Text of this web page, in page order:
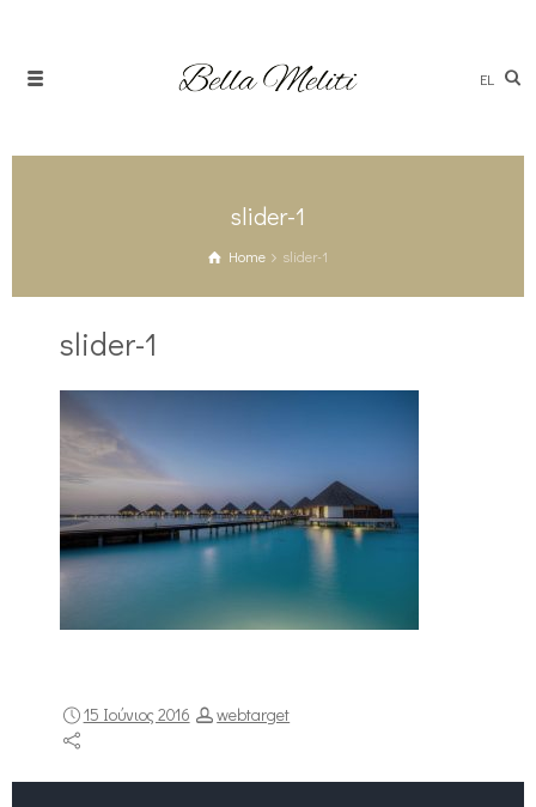
EL
slider-1
Home slider-1
slider-1
15 Ιούνιος 2016 webtarget